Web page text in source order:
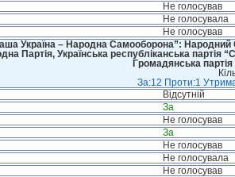
Не голосував
Не голосувала
Не голосував
Україна – Народна Самооборона”: Народний
Партія, Українська республіканська
Громадянська
За:12 Проти:1
Відсутній
За
Не голосував
За
Не голосував
Не голосувала
Не голосував